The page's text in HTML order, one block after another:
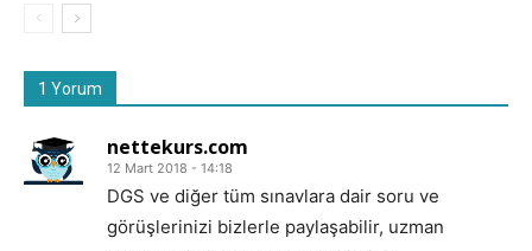
1 Yorum
nettekurs.com
12 Mart 2018 - 14:18
DGS ve diğer tüm sınavlara dair soru ve
görüşlerinizi bizlerle paylaşabilir, uzman